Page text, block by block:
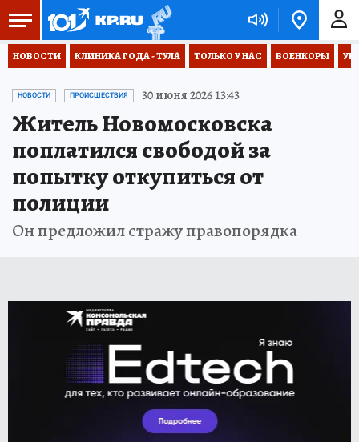
НОВОСТИ КЛИНИКА ГОДА - ТУЛА ТОЛЬКО У НАС ВОЕНКОРЫ
НОВОСТИ ПРОИСШЕСТВИЯ 30 июня 2026 13:43
Житель Новомосковска
поплатился свободой за
попытку откупиться от
полиции
Он предложил стражу правопорядка